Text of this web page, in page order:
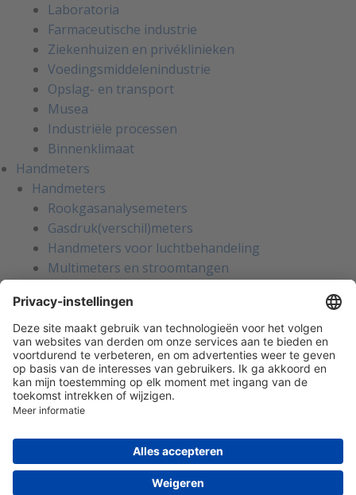
Laboratoria
Farmaceutische industrie
Ziekenhuizen en privéklinieken
Voedingsmiddelenindustrie
Opslag- en transport
Musea
Industriële processen
Binnenklimaat
Handmeters
Handmeters
Rookgasanalysemeters
Gasdruk(verschil)meters
Handmeters voor luchtbehandeling
Multimeters en stroomtangen
Apparatentesters voor NEN-3140
Handmeters voor koeltechniek
Inregelinstrumenten voor water
Gaslekzoekers
Persoonlijke bescherming
Warmtebeeldcamera's